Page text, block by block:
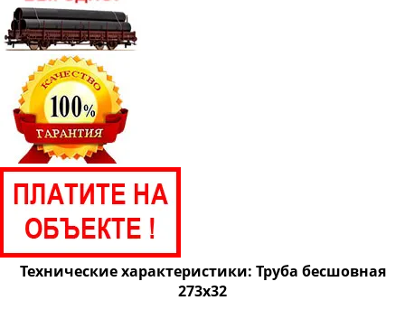
Труба бесшовная 63.5
Труба бесшовная 65
Труба бесшовная 68
Труба бесшовная 70
Труба бесшовная 73
Труба бесшовная 76
Труба бесшовная 83
Труба бесшовная 95
Труба бесшовная 102
Технические характеристики: Труба бесшовная
273х32